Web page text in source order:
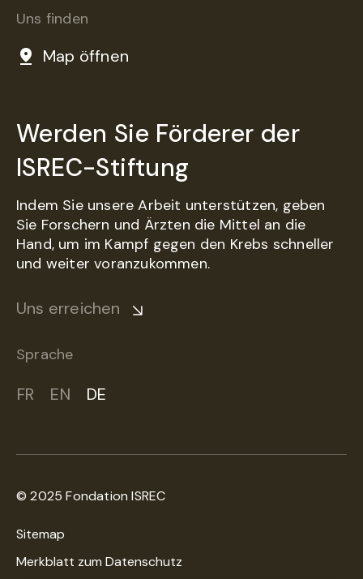
Uns finden
Map öffnen
Werden Sie Förderer der
ISREC-Stiftung
Indem Sie unsere Arbeit unterstützen, geben
Sie Forschern und Ärzten die Mittel an die
Hand, um im Kampf gegen den Krebs schneller
und weiter voranzukommen.
Uns erreichen
Sprache
FR EN DE
© 2025 Fondation ISREC
Sitemap
Merkblatt zum Datenschutz